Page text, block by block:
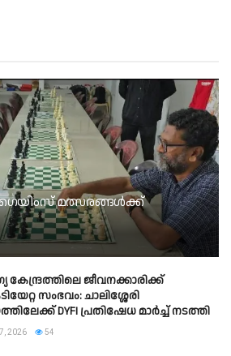
ഗെയിംസ് മത്സരങ്ങൾക്ക്
ജീവനക്കാരിക്ക്
സംഭവം: ചാലിശ്ശേരി
DYFI പ്രതിഷേധ മാർച്ച് നടത്തി​
2026 54